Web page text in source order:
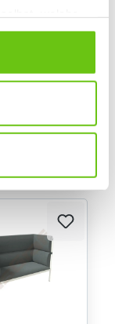
Zustimmung,
werden nur
Website
unten
mit